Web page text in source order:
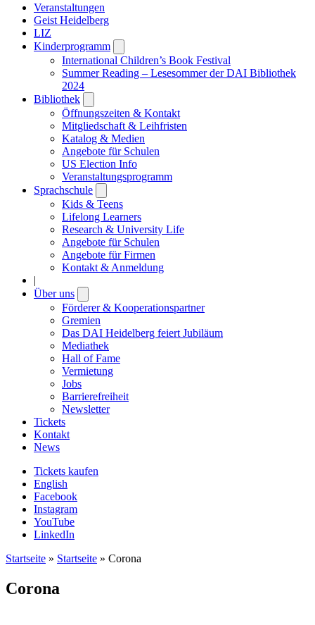
Veranstaltungen
Geist Heidelberg
LIZ
Kinderprogramm
submenu
International Children’s Book Festival
Summer Reading – Lesesommer der DAI Bibliothek
2024
Bibliothek
submenu
Öffnungszeiten & Kontakt
Mitgliedschaft & Leihfristen
Katalog & Medien
Angebote für Schulen
US Election Info
Veranstaltungsprogramm
Sprachschule
submenu
Kids & Teens
Lifelong Learners
Research & University Life
Angebote für Schulen
Angebote für Firmen
Kontakt & Anmeldung
|
Über uns
submenu
Förderer & Kooperationspartner
Gremien
Das DAI Heidelberg feiert Jubiläum
Mediathek
Hall of Fame
Vermietung
Jobs
Barrierefreiheit
Newsletter
Tickets
Kontakt
News
Tickets kaufen
English
Facebook
Instagram
YouTube
LinkedIn
Startseite » Startseite » Corona
Corona